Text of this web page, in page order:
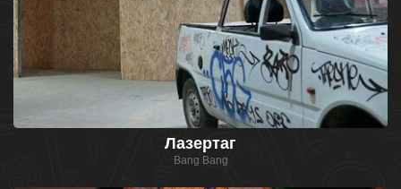
Лазертаг
Bang Bang